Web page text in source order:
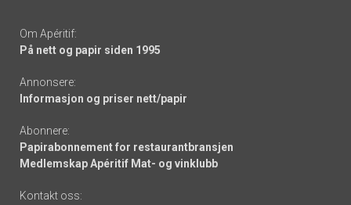
Om Apéritif:
På nett og papir siden 1995
Annonsere:
Informasjon og priser nett/papir
Abonnere:
Papirabonnement for restaurantbransjen
Medlemskap Apéritif Mat- og vinklubb
Kontakt oss: